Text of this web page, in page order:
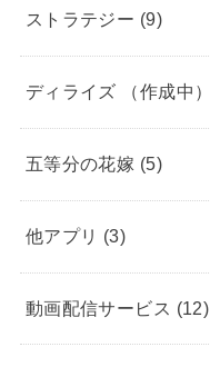
ストラテジー (9)
ディライズ （作成中）
五等分の花嫁 (5)
他アプリ (3)
動画配信サービス (12)